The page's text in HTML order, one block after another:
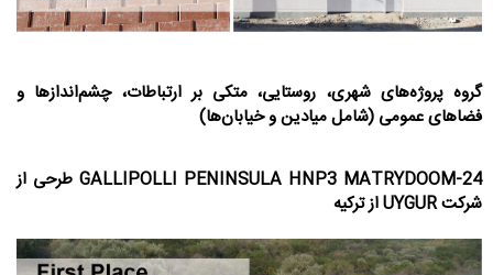
گروه پروژه‌های شهری، روستایی، متکی بر ارتباطات، چشم‌اندازها و
فضاهای عمومی (شامل میادین و خیابان‌ها)
24-GALLIPOLLI PENINSULA HNP3 MATRYDOOM طرحی از
شرکت UYGUR از ترکیه